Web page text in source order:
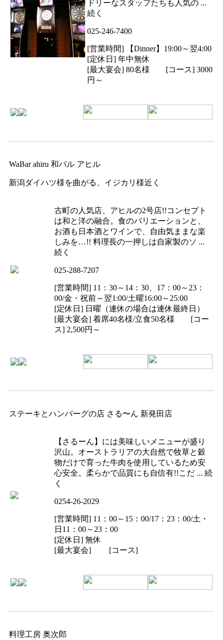
ドリーなスタッフたちも人気の ...
続く
025-246-7400
[営業時間] 【Dinner】19:00～翌4:00
[定休日] 年中無休
[最大宴会] 80名様 [コース] 3000
円～
WaBar ahiru 和バル アヒル
新潟ダイハツ様を曲がる、イジカリ様近く
古町の人気店、アヒルの2号店!!コンセプト
は和と洋の融合。食のバリエーションと、
お酒も日本酒とワインで、自由気ままな楽
しみを…!! 料理長の一押しは自家製のソ ...
続く
025-288-7207
[営業時間] 11：30～14：30、17：00～23：
00/金・祝前～翌1:00/土曜16:00～25:00
[定休日] 日曜（連休の場合は連休最終日）
[最大宴会] 着席40名様/立食50名様 [コー
ス] 2,500円～
ステーキとハンバーグの店 さる〜ん 新発田店
【さるーん】には美味しいメニューが盛り
沢山。オーストラリアの大自然で牧草と穀
物だけで育った牛肉を使用しているため安
心安全。柔らかで品質にも自信有!!こだ ... 続
く
0254-26-2029
[営業時間] 11：00～15：00/17：23：00/土・
日11：00～23：00
[定休日] 無休
[最大宴会] [コース]
料理工房 奥次郎